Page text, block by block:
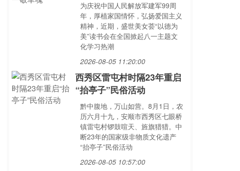
为庆祝中国人民解放军建军99周
年，厚植家国情怀，弘扬爱国主义
精神，近期，盛世美女荟“以德为
美”读书会在全国掀起八一主题文
化学习热潮
2026-08-05 11:20:00
西秀区雷屯村时隔23年重启
“抬亭子”民俗活动
黔中腹地，万山如营。8月1日，农
历六月十九，安顺市西秀区七眼桥
镇雷屯村锣鼓喧天、旌旗猎猎。中
断23年的国家级非物质文化遗产
“抬亭子”民俗活动
2026-08-05 10:57:00